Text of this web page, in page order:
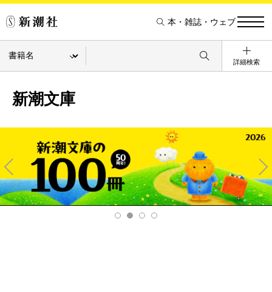
本・雑誌・ウェブ
詳細検索
新潮文庫
Pre
v
Ne
xt